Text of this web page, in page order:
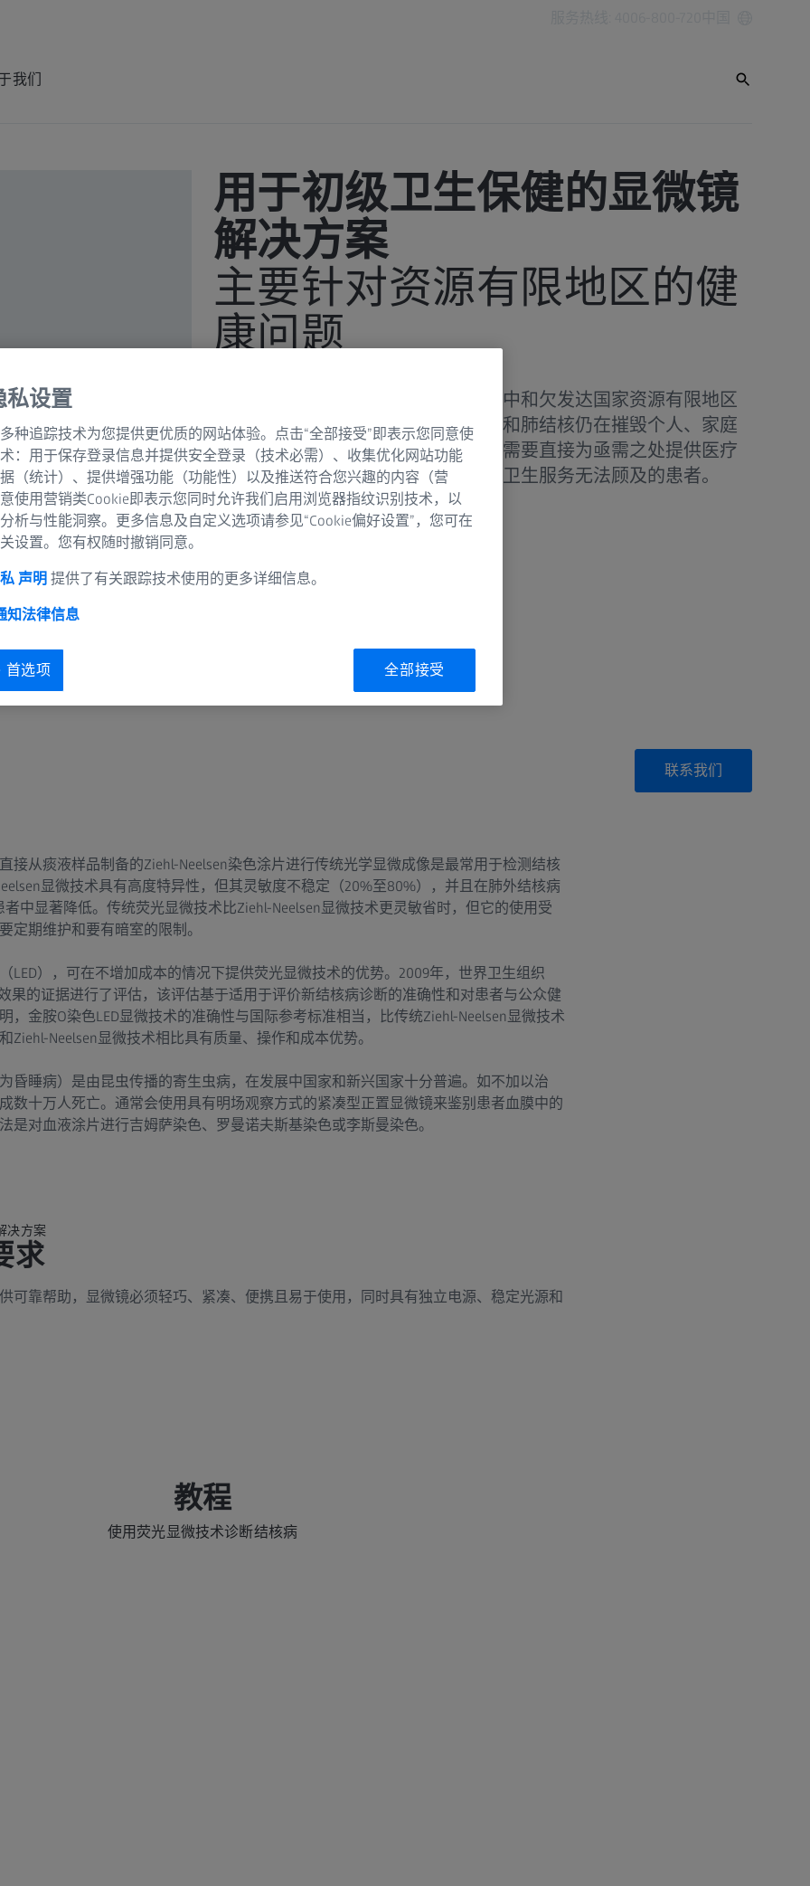
我们
用于初级卫生保健的显微镜
解决方案
主要针对资源有限地区的健
康问题
初级卫生保健处理主要用于应对发展中和欠发达国家资源有限地区
的健康问题。在那里，艾滋病、疟疾和肺结核仍在摧毁个人、家庭
甚至整个社区。因此，初级卫生保健需要直接为亟需之处提供医疗
设备，重点关注偏远地区和乡村现有卫生服务无法顾及的患者。
联系我们
接从痰液样品制备的Ziehl-Neelsen染色涂片进行传统光学显微成像是最常用于检测结核
显微技术具有高度特异性，但其灵敏度不稳定（20%至80%），并且在肺外结核病
中显著降低。传统荧光显微技术比Ziehl-Neelsen显微技术更灵敏省时，但它的使用受
定期维护和要有暗室的限制。
LED），可在不增加成本的情况下提供荧光显微技术的优势。2009年，世界卫生组织
果的证据进行了评估，该评估基于适用于评价新结核病诊断的准确性和对患者与公众健
，金胺O染色LED显微技术的准确性与国际参考标准相当，比传统Ziehl-Neelsen显微技术
Ziehl-Neelsen显微技术相比具有质量、操作和成本优势。
昏睡病）是由昆虫传播的寄生虫病，在发展中国家和新兴国家十分普遍。如不加以治
数十万人死亡。通常会使用具有明场观察方式的紧凑型正置显微镜来鉴别患者血膜中的
是对血液涂片进行吉姆萨染色、罗曼诺夫斯基染色或李斯曼染色。
决方案
求
可靠帮助，显微镜必须轻巧、紧凑、便携且易于使用，同时具有独立电源、稳定光源和
教程
使用荧光显微技术诊断结核病
私设置
种追踪技术为您提供更优质的网站体验。点击“全部接受”即表示您同意使
：用于保存登录信息并提供安全登录（技术必需）、收集优化网站功能
（统计）、提供增强功能（功能性）以及推送符合您兴趣的内容（营
使用营销类Cookie即表示您同时允许我们启用浏览器指纹识别技术，以
析与性能洞察。更多信息及自定义选项请参见“Cookie偏好设置”，您可在
设置。您有权随时撤销同意。
声明 提供了有关跟踪技术使用的更多详细信息。
知法律信息
首选项 全部接受